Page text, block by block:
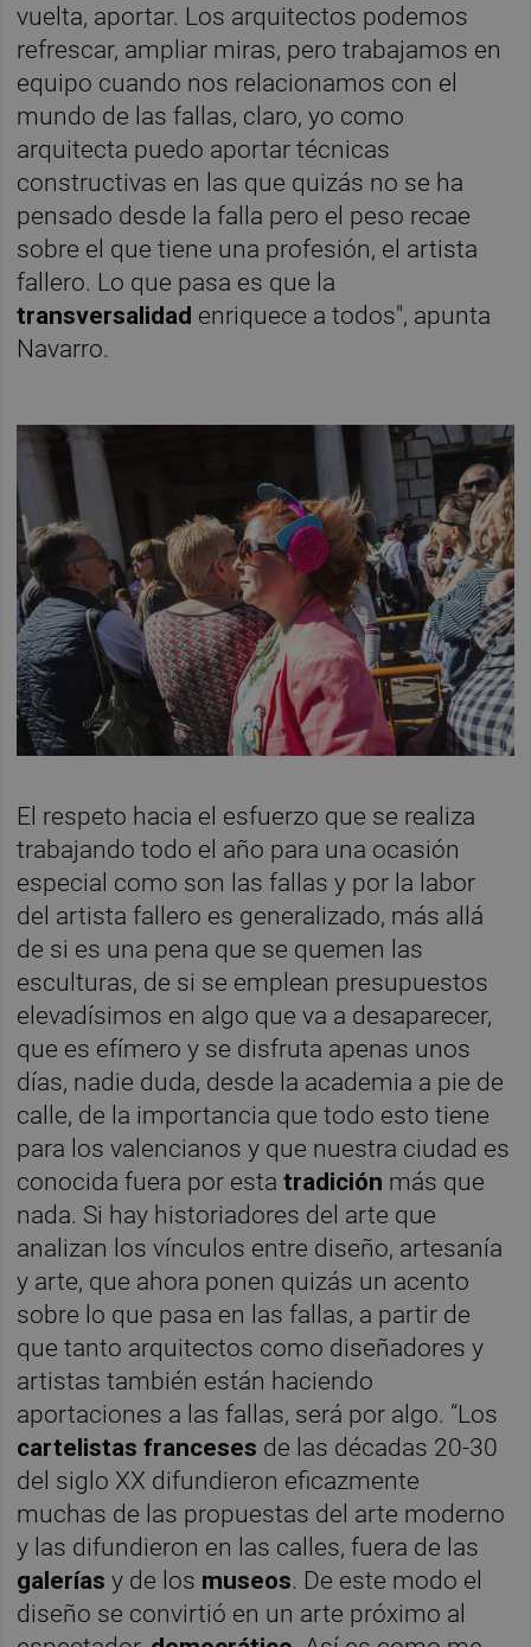
vuelta, aportar. Los arquitectos podemos
refrescar, ampliar miras, pero trabajamos en
equipo cuando nos relacionamos con el
mundo de las fallas, claro, yo como
arquitecta puedo aportar técnicas
constructivas en las que quizás no se ha
pensado desde la falla pero el peso recae
sobre el que tiene una profesión, el artista
fallero. Lo que pasa es que la
transversalidad enriquece a todos", apunta
Navarro.
El respeto hacia el esfuerzo que se realiza
trabajando todo el año para una ocasión
especial como son las fallas y por la labor
del artista fallero es generalizado, más allá
de si es una pena que se quemen las
esculturas, de si se emplean presupuestos
elevadísimos en algo que va a desaparecer,
que es efímero y se disfruta apenas unos
días, nadie duda, desde la academia a pie de
calle, de la importancia que todo esto tiene
para los valencianos y que nuestra ciudad es
conocida fuera por estatradición más que
nada. Si hay historiadores del arte que
analizan los vínculos entre diseño, artesanía
y arte, que ahora ponen quizás un acento
sobre lo que pasa en las fallas, a partir de
que tanto arquitectos como diseñadores y
artistas también están haciendo
aportaciones a las fallas, será por algo. “Los
cartelistas franceses de las décadas 20-30
del siglo XX difundieron eficazmente
muchas de las propuestas del arte moderno
y las difundieron en las calles, fuera de las
galerías y de los museos. De este modo el
diseño se convirtió en un arte próximo al